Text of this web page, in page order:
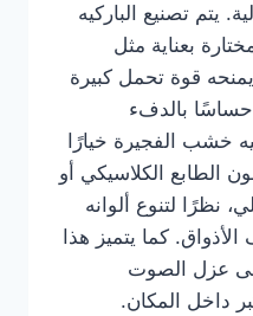
يتم تصنيع الباركيه
بعناية مثل
يمنحه قوة تحمل كبيرة
بالدفء
خشب الفجيرة خيارًا
الطابع الكلاسيكي أو
نظرًا لتنوع ألوانه
كما يتميز هذا
على عزل الصوت
داخل المكان.